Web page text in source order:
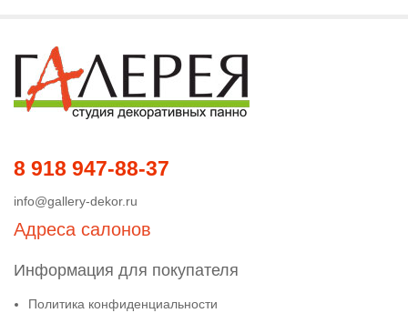
8 918 947-88-37
info@gallery-dekor.ru
Адреса салонов
Информация для покупателя
Политика конфиденциальности